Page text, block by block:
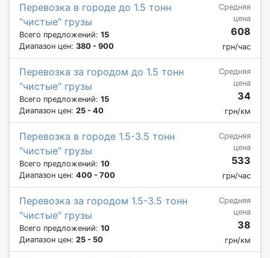
Перевозка в городе до 1.5 тонн
"чистые" грузы
Всего предложений: 15
Диапазон цен: 380 - 900
Средняя
цена
608
грн/час
Перевозка за городом до 1.5 тонн
"чистые" грузы
Всего предложений: 15
Диапазон цен: 25 - 40
Средняя
цена
34
грн/км
Перевозка в городе 1.5-3.5 тонн
"чистые" грузы
Всего предложений: 10
Диапазон цен: 400 - 700
Средняя
цена
533
грн/час
Перевозка за городом 1.5-3.5 тонн
"чистые" грузы
Всего предложений: 10
Диапазон цен: 25 - 50
Средняя
цена
38
грн/км